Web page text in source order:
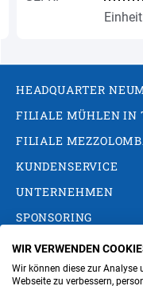
HEADQUARTER
FILIALE MÜHLEN IN
FILIALE
KUNDENSERVICE
UNTERNEHMEN
SPONSORING
AGB Privacy Policy
Cookie-Einstellungen
WIR VERWENDEN
Wir können diese zur Analyse
Webseite zu verbessern,